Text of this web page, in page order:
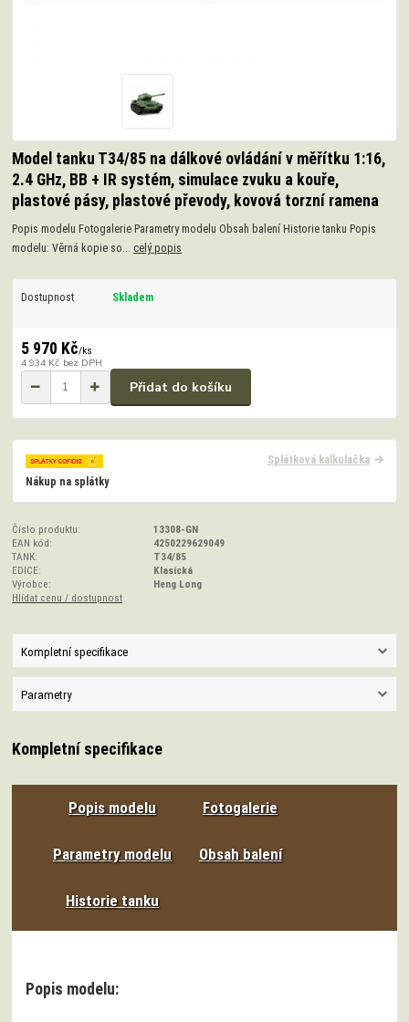
Model tanku T34/85 na dálkové ovládání v měřítku 1:16,
2.4 GHz, BB + IR systém, simulace zvuku a kouře,
plastové pásy, plastové převody, kovová torzní ramena
Popis modelu Fotogalerie Parametry modelu Obsah balení Historie tanku Popis
modelu: Věrná kopie so... celý popis
Dostupnost Skladem
5 970 Kč/ks
4 934 Kč bez DPH
Přidat do košíku
Splátková kalkulačka
Nákup na splátky
Číslo produktu:
13308-GN
EAN kód:
4250229629049
TANK:
T34/85
EDICE:
Klasická
Výrobce:
Heng Long
Hlídat cenu / dostupnost
Kompletní specifikace
Parametry
Kompletní specifikace
Popis modelu Fotogalerie
Parametry modelu Obsah balení
Historie tanku
Popis modelu: